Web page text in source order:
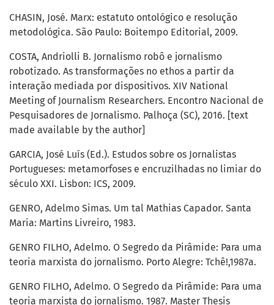
CHASIN, José. Marx: estatuto ontológico e resolução
metodológica. São Paulo: Boitempo Editorial, 2009.
COSTA, Andriolli B. Jornalismo robô e jornalismo
robotizado. As transformações no ethos a partir da
interação mediada por dispositivos. XIV National
Meeting of Journalism Researchers. Encontro Nacional de
Pesquisadores de Jornalismo. Palhoça (SC), 2016. [text
made available by the author]
GARCIA, José Luís (Ed.). Estudos sobre os Jornalistas
Portugueses: metamorfoses e encruzilhadas no limiar do
século XXI. Lisbon: ICS, 2009.
GENRO, Adelmo Simas. Um tal Mathias Capador. Santa
Maria: Martins Livreiro, 1983.
GENRO FILHO, Adelmo. O Segredo da Pirâmide: Para uma
teoria marxista do jornalismo. Porto Alegre: Tchê!,1987a.
GENRO FILHO, Adelmo. O Segredo da Pirâmide: Para uma
teoria marxista do jornalismo. 1987. Master Thesis